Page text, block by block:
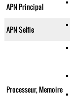
APN Principal
APN Selfie
Processeur, Memoire